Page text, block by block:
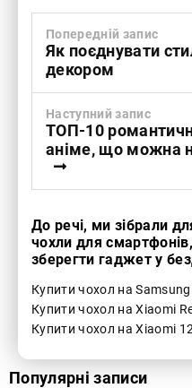
Попередній запис
Як поєднувати
декором
Наступний запис
ТОП-10
аніме, що можна
До речі, ми зібрали
чохли для
зберегти гаджет у
Купити чохол на
Купити чохол на Xiaomi
Купити чохол на Xiaomi
Популярні записи